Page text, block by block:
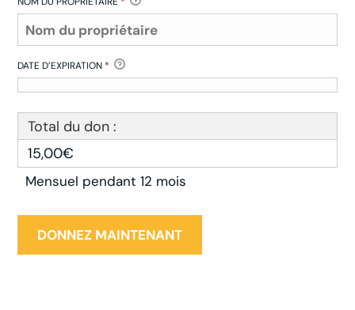
DATE D’EXPIRATION *
Total du don :
15,00€
Mensuel pendant 12 mois